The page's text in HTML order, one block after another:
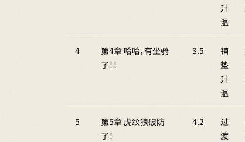
升
温
4
第4章 哈哈，有坐骑
了！！
3.5
铺
垫
升
温
5
第5章 虎纹狼破防
了！
4.2
过
渡